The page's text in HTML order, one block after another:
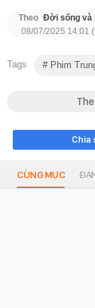
Theo Đời sống và
08/07/2025 14:01
Tags Phim
Chia
CÙNG MỤC